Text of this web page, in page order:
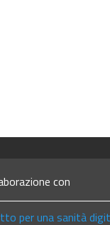
con
per una sanità